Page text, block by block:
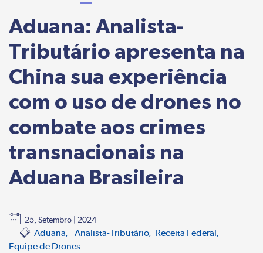
Aduana: Analista-
Tributário apresenta na
China sua experiência
com o uso de drones no
combate aos crimes
transnacionais na
Aduana Brasileira
25, Setembro | 2024
Aduana Analista-Tributário Receita Federal
Equipe de Drones